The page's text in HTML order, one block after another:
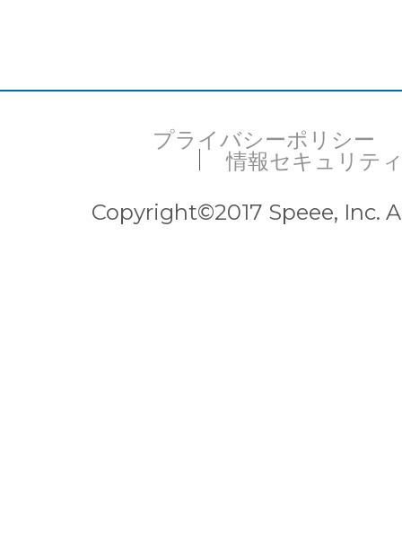
プライバシーポリシー
情報セキュリテ
Copyright©2017 Speee, Inc.